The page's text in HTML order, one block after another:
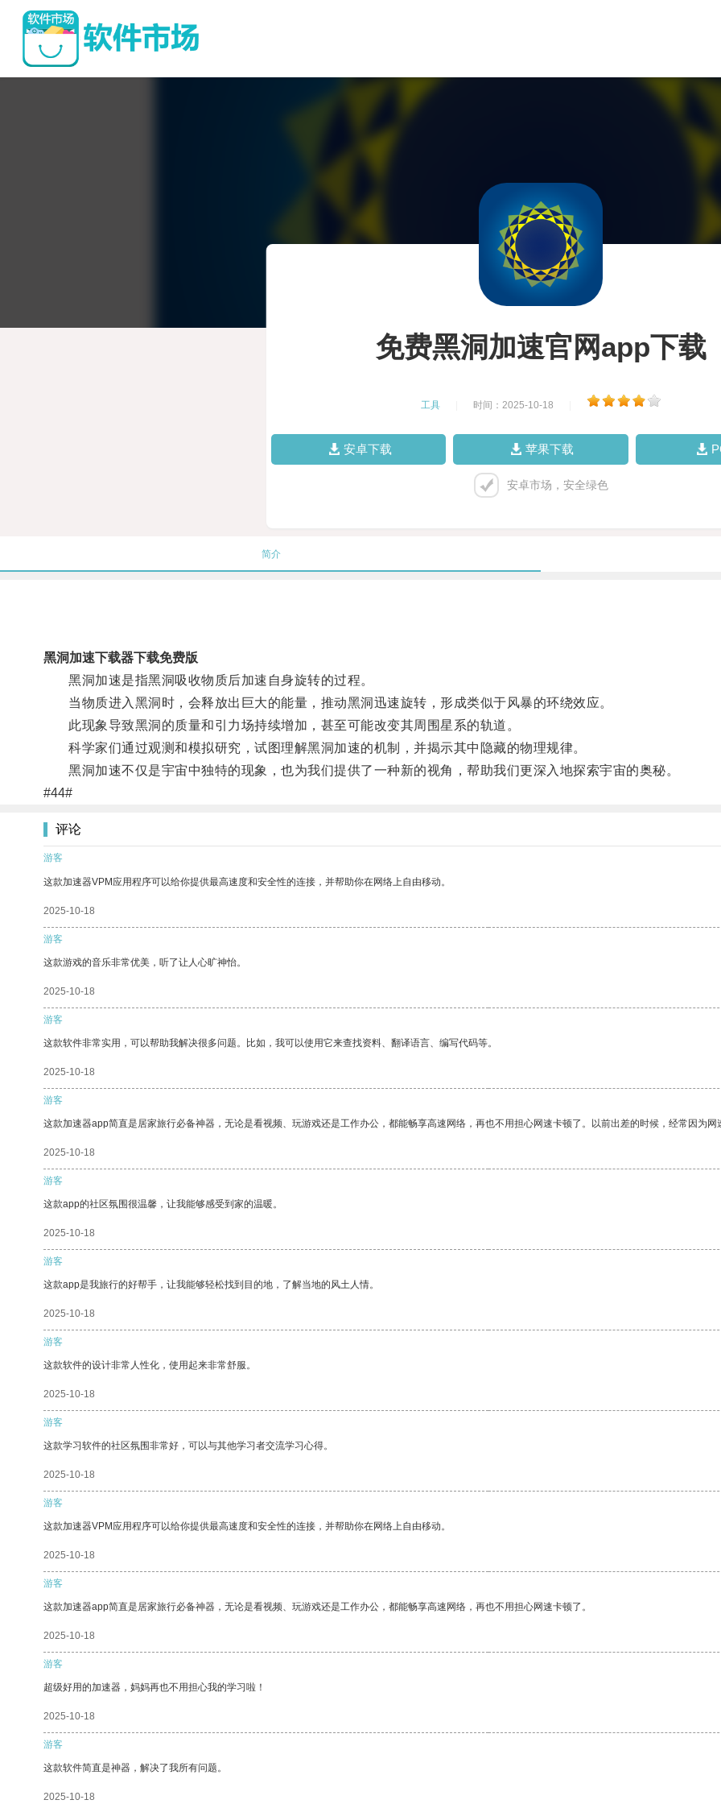
免费黑洞加速官网app下载
工具 时间：2025-10-18
安卓下载 苹果下载
安卓市场，安全绿色
简介
黑洞加速下载器下载免费版
黑洞加速是指黑洞吸收物质后加速自身旋转的过程。
当物质进入黑洞时，会释放出巨大的能量，推动黑洞迅速旋转，形成类似于风暴的环绕效应。
此现象导致黑洞的质量和引力场持续增加，甚至可能改变其周围星系的轨道。
科学家们通过观测和模拟研究，试图理解黑洞加速的机制，并揭示其中隐藏的物理规律。
黑洞加速不仅是宇宙中独特的现象，也为我们提供了一种新的视角，帮助我们更深入地探索宇宙的奥秘。
#44#
评论
游客
这款加速器VPM应用程序可以给你提供最高速度和安全性的连接，并帮助你在网络上自由移动。
2025-10-18
游客
这款游戏的音乐非常优美，听了让人心旷神怡。
2025-10-18
游客
这款软件非常实用，可以帮助我解决很多问题。比如，我可以使用它来查找资料、翻译语言、编写代码等。
2025-10-18
游客
这款加速器app简直是居家旅行必备神器，无论是看视频、玩游戏还是工作办公，都能畅享高速网络，再也不用担心网速卡顿了。以前出差的时候，经常因为
2025-10-18
游客
这款app的社区氛围很温馨，让我能够感受到家的温暖。
2025-10-18
游客
这款app是我旅行的好帮手，让我能够轻松找到目的地，了解当地的风土人情。
2025-10-18
游客
这款软件的设计非常人性化，使用起来非常舒服。
2025-10-18
游客
这款学习软件的社区氛围非常好，可以与其他学习者交流学习心得。
2025-10-18
游客
这款加速器VPM应用程序可以给你提供最高速度和安全性的连接，并帮助你在网络上自由移动。
2025-10-18
游客
这款加速器app简直是居家旅行必备神器，无论是看视频、玩游戏还是工作办公，都能畅享高速网络，再也不用担心网速卡顿了。
2025-10-18
游客
超级好用的加速器，妈妈再也不用担心我的学习啦！
2025-10-18
游客
这款软件简直是神器，解决了我所有问题。
2025-10-18